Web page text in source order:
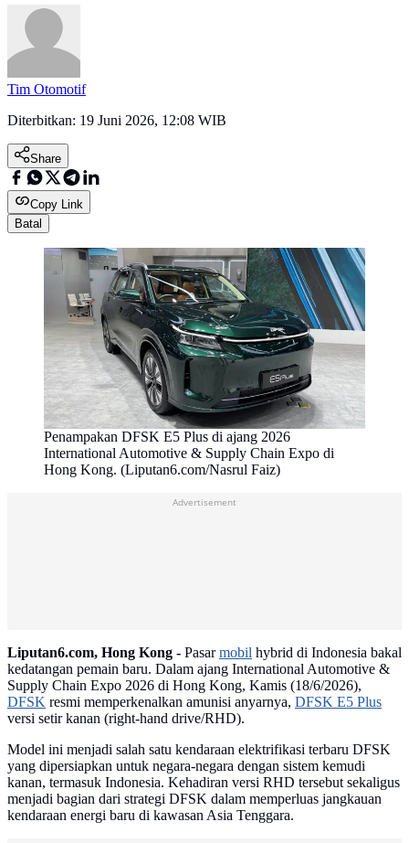
Tim Otomotif
Diterbitkan: 19 Juni 2026, 12:08 WIB
Share
Copy Link
Batal
Penampakan DFSK E5 Plus di ajang 2026
International Automotive & Supply Chain Expo di
Hong Kong. (Liputan6.com/Nasrul Faiz)
Advertisement
Liputan6.com, Hong Kong - Pasarmobil hybrid di Indonesia bakal
kedatangan pemain baru. Dalam ajang International Automotive &
Supply Chain Expo 2026 di Hong Kong, Kamis (18/6/2026),
DFSK resmi memperkenalkan amunisi anyarnya, DFSK E5 Plus
versi setir kanan (right-hand drive/RHD).
Model ini menjadi salah satu kendaraan elektrifikasi terbaru DFSK
yang dipersiapkan untuk negara-negara dengan sistem kemudi
kanan, termasuk Indonesia. Kehadiran versi RHD tersebut sekaligus
menjadi bagian dari strategi DFSK dalam memperluas jangkauan
kendaraan energi baru di kawasan Asia Tenggara.